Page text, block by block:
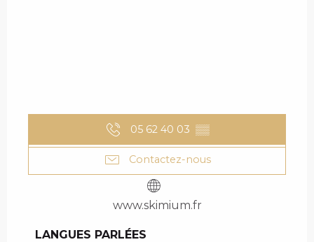
05 62 40 03 ▒▒
Contactez-nous
www.skimium.fr
LANGUES PARLÉES
LANGUES PARLÉES